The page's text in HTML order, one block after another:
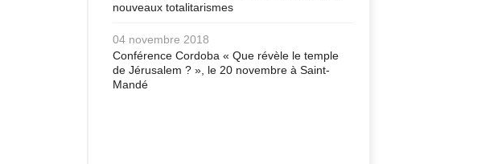
nouveaux totalitarismes
04 novembre 2018
Conférence Cordoba « Que révèle le temple
de Jérusalem ? », le 20 novembre à Saint-
Mandé